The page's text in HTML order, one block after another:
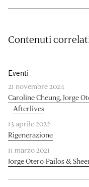
Contenuti
Eventi
21 novembre 2024
Caroline Cheung, Jorge
Afterlives
13 aprile 2022
Rigenerazione
11 marzo 2021
Jorge Otero-Pailos &